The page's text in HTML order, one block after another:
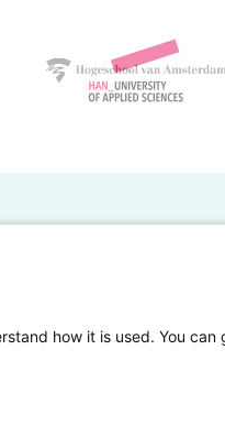
Eigen onderzoek
how it is used. You